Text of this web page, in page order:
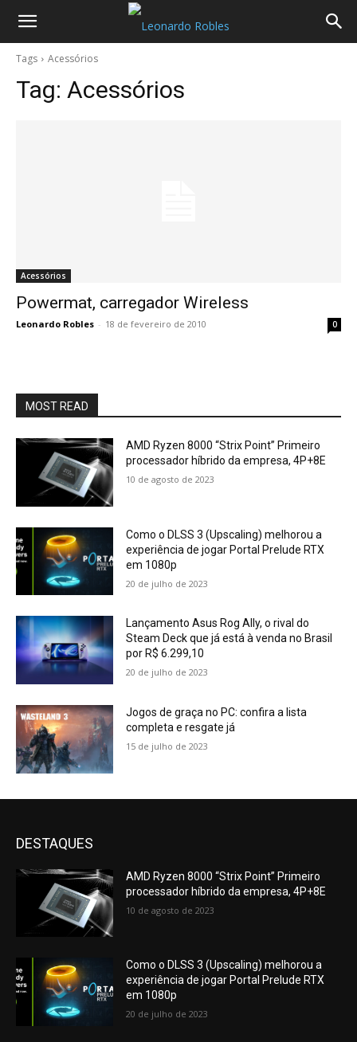
Tags Acessórios
Tag: Acessórios
Acessórios
Powermat, carregador Wireless
Leonardo Robles - 18 de fevereiro de 2010 0
MOST READ
AMD Ryzen 8000 “Strix Point” Primeiro
processador híbrido da empresa, 4P+8E
10 de agosto de 2023
Como o DLSS 3 (Upscaling) melhorou a
experiência de jogar Portal Prelude RTX
em 1080p
20 de julho de 2023
Lançamento Asus Rog Ally, o rival do
Steam Deck que já está à venda no Brasil
por R$ 6.299,10
20 de julho de 2023
Jogos de graça no PC: confira a lista
completa e resgate já
15 de julho de 2023
DESTAQUES
AMD Ryzen 8000 “Strix Point” Primeiro
processador híbrido da empresa, 4P+8E
10 de agosto de 2023
Como o DLSS 3 (Upscaling) melhorou a
experiência de jogar Portal Prelude RTX
em 1080p
20 de julho de 2023